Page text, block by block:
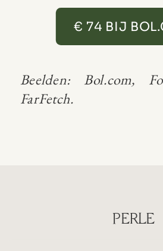
€ 74 BIJ
Beelden: Bol.com,
FarFetch.
PERLE